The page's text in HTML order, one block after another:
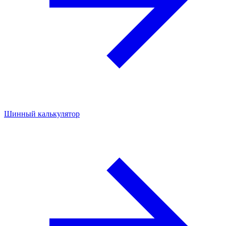
Шинный калькулятор